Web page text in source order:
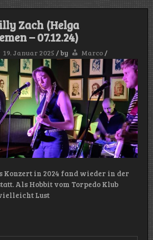
Zach (Helga
– 07.12.24)
19. Januar 2025 /by Marco/
Konzert in 2024 fand wieder in der
Als Hobbit vom Torpedo Klub
Lust